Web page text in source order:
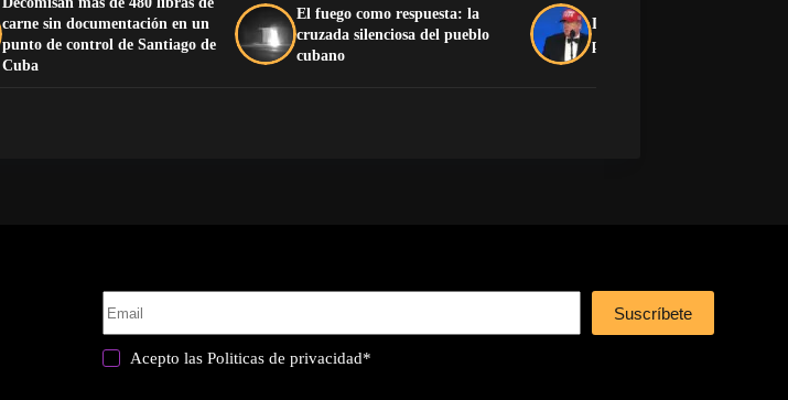
carne sin documentación en un
punto de control de Santiago de
Cuba
El fuego como respuesta: la
cruzada silenciosa del pueblo
cubano
Donald Trump: biografía del
presidente de Estados Unidos
Suscríbete
Acepto lasPoliticas de privacidad*